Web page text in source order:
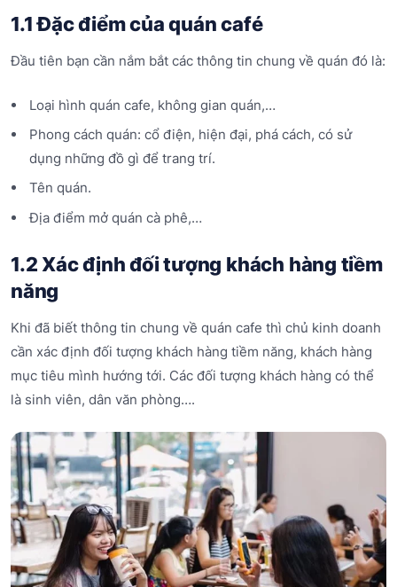
1.1 Đặc điểm của quán café
Đầu tiên bạn cần nắm bắt các thông tin chung về quán đó là:
Loại hình quán cafe, không gian quán,…
Phong cách quán: cổ điện, hiện đại, phá cách, có sử
dụng những đồ gì để trang trí.
Tên quán.
Địa điểm mở quán cà phê,…
1.2 Xác định đối tượng khách hàng tiềm
năng
Khi đã biết thông tin chung về quán cafe thì chủ kinh doanh
cần xác định đối tượng khách hàng tiềm năng, khách hàng
mục tiêu mình hướng tới. Các đối tượng khách hàng có thể
là sinh viên, dân văn phòng….